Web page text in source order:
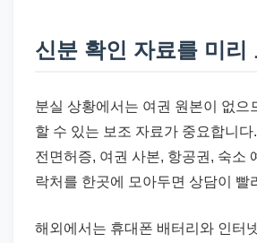
신분 확인 자료를 미리
분실 상황에서는 여권 원본이 없으
할 수 있는 보조 자료가 중요합니
전면허증, 여권 사본, 항공권, 숙소
락처를 한곳에 모아두면 상담이 빨
해외에서는 휴대폰 배터리와 인터